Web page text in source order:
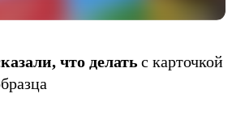
что делать с карточкой